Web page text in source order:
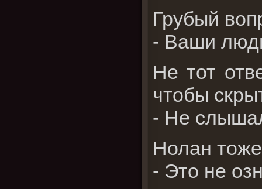
Грубый
- Ваши
Не тот
чтобы
- Не
Нолан
- Это не